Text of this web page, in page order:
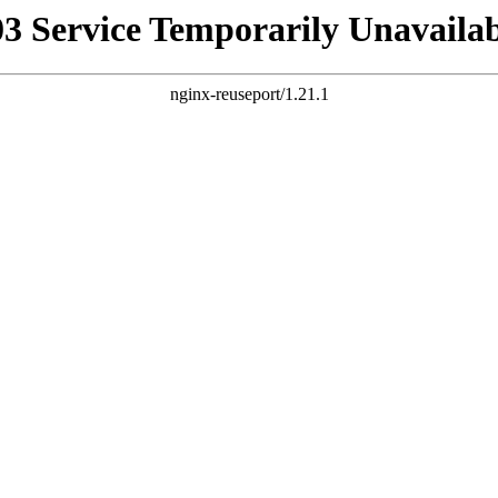
Service Temporarily
nginx-reuseport/1.21.1